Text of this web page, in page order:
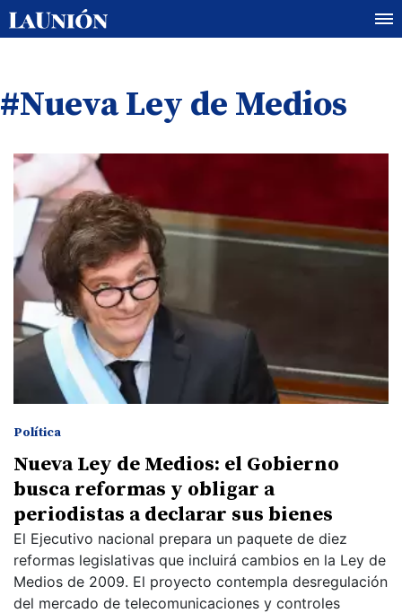
#Nueva Ley de Medios
Política
Nueva Ley de Medios: el Gobierno
busca reformas y obligar a
periodistas a declarar sus bienes
El Ejecutivo nacional prepara un paquete de diez
reformas legislativas que incluirá cambios en la Ley de
Medios de 2009. El proyecto contempla desregulación
del mercado de telecomunicaciones y controles